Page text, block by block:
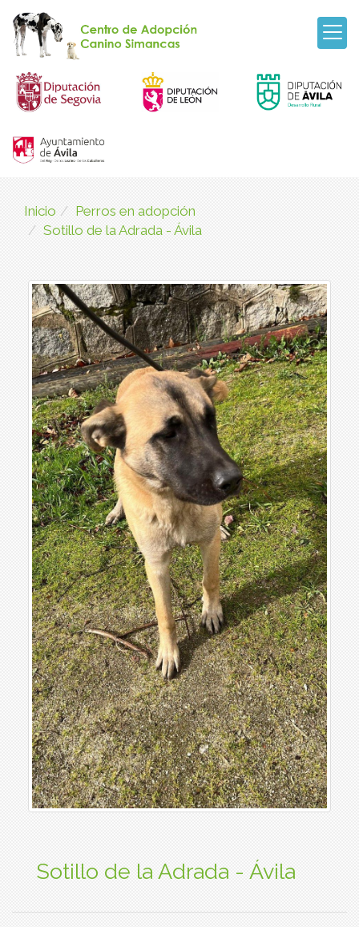
Inicio
Perros en adopción
Sotillo de la Adrada - Ávila
Sotillo de la Adrada - Ávila